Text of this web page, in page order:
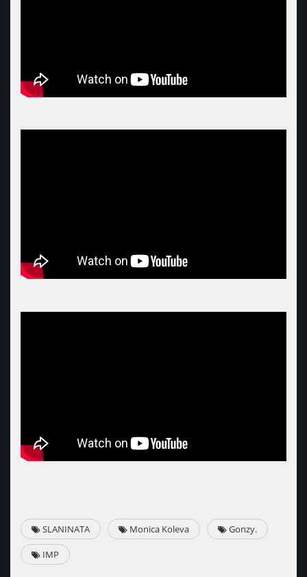
SLANINATA Monica Koleva Gonzy.
IMP